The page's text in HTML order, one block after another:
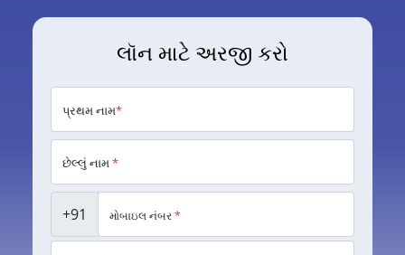
લૉન માટે અરજી કરો
પ્રથમ નામ*
છેલ્લું નામ*
+91 મોબાઇલ નંબર*